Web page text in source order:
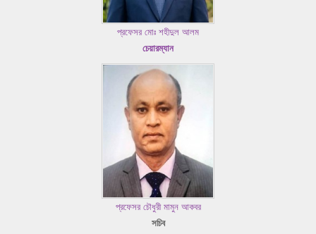
প্রফেসর মোঃ শহীদুল আলম
চেয়ারম্যান
প্রফেসর চৌধুরী মামুন আকবর
সচিব